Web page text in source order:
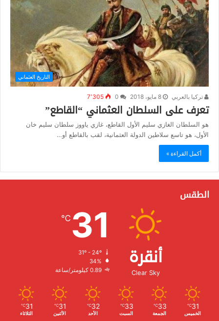
التاريخ العثماني
تركيا بالعربي 8 مايو، 2018 7٬305
تعرف على السلطان العثماني “القاطع”
هو السلطان الغازي سليم الأول القاطع، غازي ياووز سلطان سليم خان
الأول، هو تاسع سلاطين الدولة العثمانية، لقب بالقاطع أو…
أكمل القراءة »
الطقس
أنقرة
Clear Sky
31
℃
الرطوبة:
الرياح:
31
℃
الخميس
33
℃
الجمعة
33
℃
السبت
32
℃
الأحد
31
℃
الأثنين
31
℃
الثلاثاء